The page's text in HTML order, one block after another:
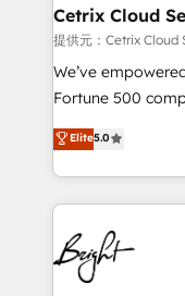
Award 🏆2020
Integrations
Marketing
2018 Website
Growth-Driven
Sales
HubSpot COS
COS Design
Cetrix Cloud
提供元：Cetrix Cloud
We’ve
Fortune 500
and nonprofits —
revenue, and
With deep
automation,
lasting impact. We specialize in: • Turnkey and end-
to-end HubSpot
Sales, Service,
Elite5.0